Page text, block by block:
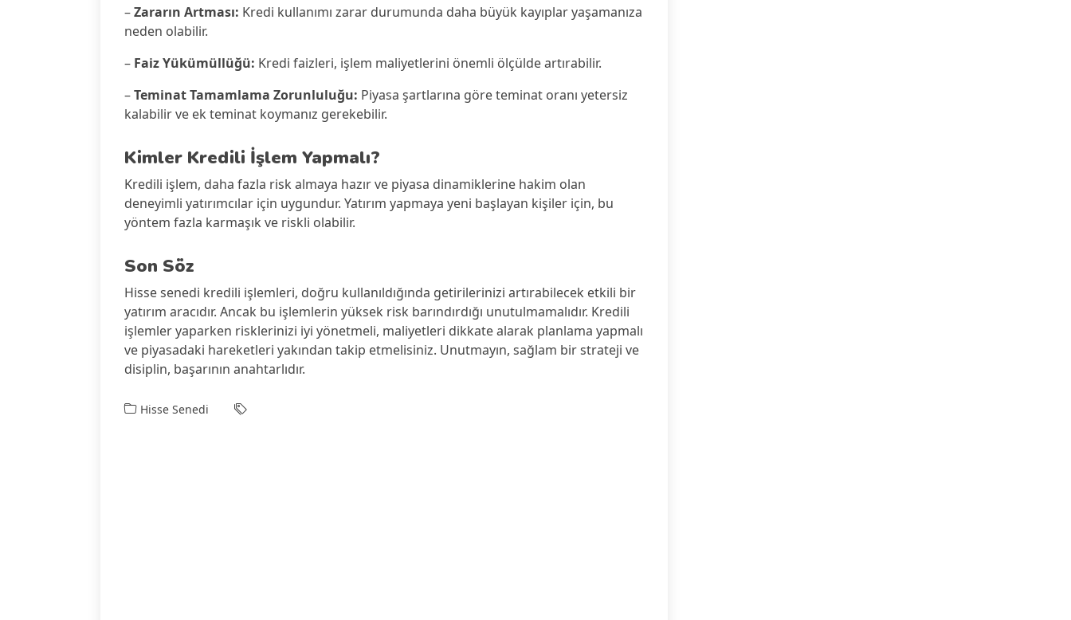
–Zararın Artması: Kredi kullanımı zarar durumunda daha büyük kayıplar yaşamanıza
neden olabilir.
– Faiz Yükümüllüğü: Kredi faizleri, işlem maliyetlerini önemli ölçülde artırabilir.
–Teminat Tamamlama Zorunluluğu: Piyasa şartlarına göre teminat oranı yetersiz
kalabilir ve ek teminat koymanız gerekebilir.
Kimler Kredili İşlem Yapmalı?
Kredili işlem, daha fazla risk almaya hazır ve piyasa dinamiklerine hakim olan
deneyimli yatırımcılar için uygundur. Yatırım yapmaya yeni başlayan kişiler için, bu
yöntem fazla karmaşık ve riskli olabilir.
Son Söz
Hisse senedi kredili işlemleri, doğru kullanıldığında getirilerinizi artırabilecek etkili bir
yatırım aracıdır. Ancak bu işlemlerin yüksek risk barındırdığı unutulmamalıdır. Kredili
işlemler yaparken risklerinizi iyi yönetmeli, maliyetleri dikkate alarak planlama yapmalı
ve piyasadaki hareketleri yakından takip etmelisiniz. Unutmayın, sağlam bir strateji ve
disiplin, başarının anahtarlıdır.
Hisse Senedi